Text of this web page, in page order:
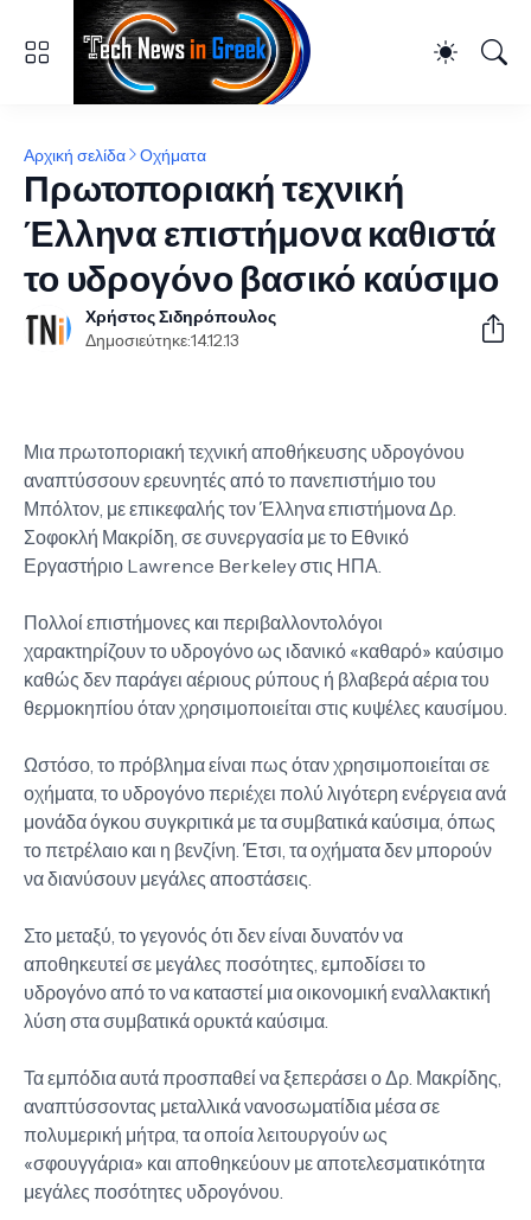
Αρχική σελίδα Οχήματα
Πρωτοποριακή τεχνική
Έλληνα επιστήμονα καθιστά
το υδρογόνο βασικό καύσιμο
Χρήστος Σιδηρόπουλος
Δημοσιεύτηκε:14.12.13
Μια πρωτοποριακή τεχνική αποθήκευσης υδρογόνου
αναπτύσσουν ερευνητές από το πανεπιστήμιο του
Μπόλτον, με επικεφαλής τον Έλληνα επιστήμονα Δρ.
Σοφοκλή Μακρίδη, σε συνεργασία με το Εθνικό
Εργαστήριο Lawrence Berkeley στις ΗΠΑ.
Πολλοί επιστήμονες και περιβαλλοντολόγοι
χαρακτηρίζουν το υδρογόνο ως ιδανικό «καθαρό» καύσιμο
καθώς δεν παράγει αέριους ρύπους ή βλαβερά αέρια του
θερμοκηπίου όταν χρησιμοποιείται στις κυψέλες καυσίμου.
Ωστόσο, το πρόβλημα είναι πως όταν χρησιμοποιείται σε
οχήματα, το υδρογόνο περιέχει πολύ λιγότερη ενέργεια ανά
μονάδα όγκου συγκριτικά με τα συμβατικά καύσιμα, όπως
το πετρέλαιο και η βενζίνη. Έτσι, τα οχήματα δεν μπορούν
να διανύσουν μεγάλες αποστάσεις.
Στο μεταξύ, το γεγονός ότι δεν είναι δυνατόν να
αποθηκευτεί σε μεγάλες ποσότητες, εμποδίσει το
υδρογόνο από το να καταστεί μια οικονομική εναλλακτική
λύση στα συμβατικά ορυκτά καύσιμα.
Τα εμπόδια αυτά προσπαθεί να ξεπεράσει ο Δρ. Μακρίδης,
αναπτύσσοντας μεταλλικά νανοσωματίδια μέσα σε
πολυμερική μήτρα, τα οποία λειτουργούν ως
«σφουγγάρια» και αποθηκεύουν με αποτελεσματικότητα
μεγάλες ποσότητες υδρογόνου.